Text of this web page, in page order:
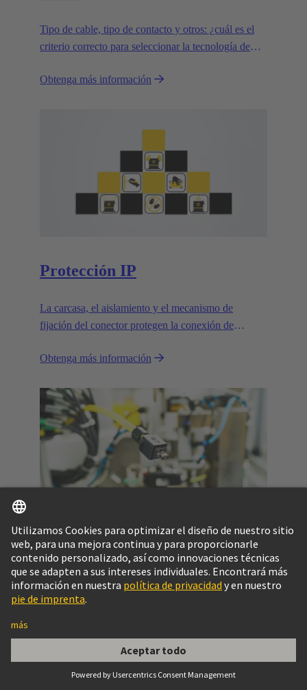
Tipo de cable, tipo de contacto y otros: ¿cuál es el
criterio correcto para seleccionar la tecnología de
Obtenga más información
Protección IP
La carcasa, el aislamiento y el mecanismo de
fijación del conector protegen la conexión de
Obtenga más información
Tipos de enclavamiento
El tipo correcto de enclavamiento evita la
desconexión accidental y se basa en los factores de
Obtenga más información